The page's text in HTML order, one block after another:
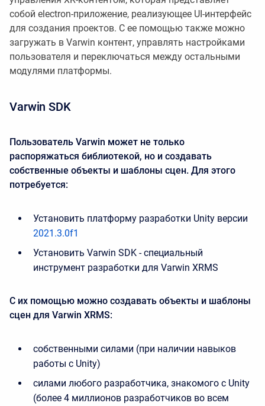
собой electron-приложение, реализующее UI-интерфейс
для создания проектов. С ее помощью также можно
загружать в Varwin контент, управлять настройками
пользователя и переключаться между остальными
модулями платформы.
Varwin SDK
Пользователь Varwin может не только
распоряжаться библиотекой, но и создавать
собственные объекты и шаблоны сцен. Для этого
потребуется:
Установить платформу разработки Unity версии
2021.3.0f1
Установить Varwin SDK - специальный
инструмент разработки для Varwin XRMS
С их помощью можно создавать объекты и шаблоны
сцен для Varwin XRMS:
собственными силами (при наличии навыков
работы с Unity)
силами любого разработчика, знакомого с Unity
(более 4 миллионов разработчиков во всем